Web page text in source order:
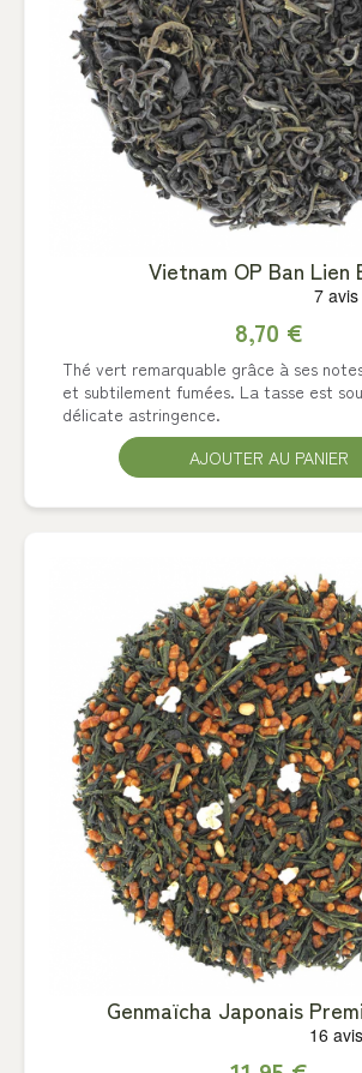
Vietnam OP Ban Lien
8,70 €
Thé vert remarquable grâce à ses
et subtilement fumées. La tasse est
délicate astringence.
AJOUTER AU PANIER
Genmaïcha Japonais